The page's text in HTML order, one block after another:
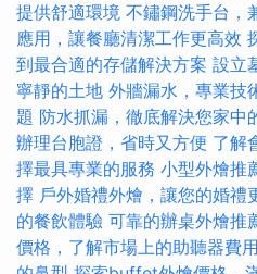
提供舒適環境 不鏽鋼洗手台，
應用，讓餐廳清潔工作更高效
到最合適的存儲解決方案 設立
寧靜的土地 外牆漏水，專業技
題 防水抓漏，徹底解決您家中
辦理台胞證，省時又方便 了解
擇最具專業的服務 小型外燴推
擇 戶外婚禮外燴，讓您的婚禮
的餐飲體驗 可靠的辦桌外燴推
價格，了解市場上的助聽器費用